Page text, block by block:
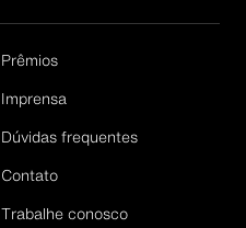
Prêmios
Imprensa
Dúvidas frequentes
Contato
Trabalhe conosco